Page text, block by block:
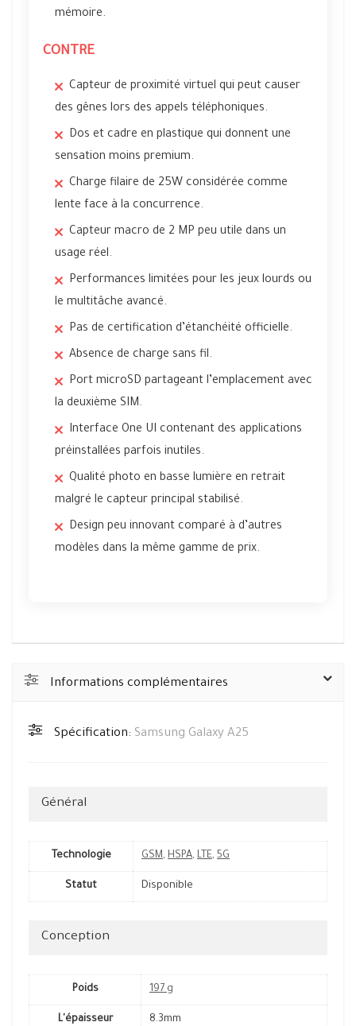
mémoire.
CONTRE
Capteur de proximité virtuel qui peut causer
des gênes lors des appels téléphoniques.
Dos et cadre en plastique qui donnent une
sensation moins premium.
Charge filaire de 25W considérée comme
lente face à la concurrence.
Capteur macro de 2 MP peu utile dans un
usage réel.
Performances limitées pour les jeux lourds ou
le multitâche avancé.
Pas de certification d’étanchéité officielle.
Absence de charge sans fil.
Port microSD partageant l’emplacement avec
la deuxième SIM.
Interface One UI contenant des applications
préinstallées parfois inutiles.
Qualité photo en basse lumière en retrait
malgré le capteur principal stabilisé.
Design peu innovant comparé à d’autres
modèles dans la même gamme de prix.
Informations complémentaires
Spécification: Samsung Galaxy A25
Général
Technologie GSM, HSPA, LTE, 5G
Statut Disponible
Conception
Poids 197 g
L'épaisseur 8.3mm